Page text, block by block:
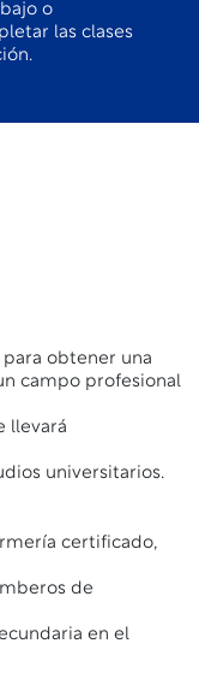
o
las clases
obtener una
campo profesional
llevará
universitarios.
certificado,
de
en el